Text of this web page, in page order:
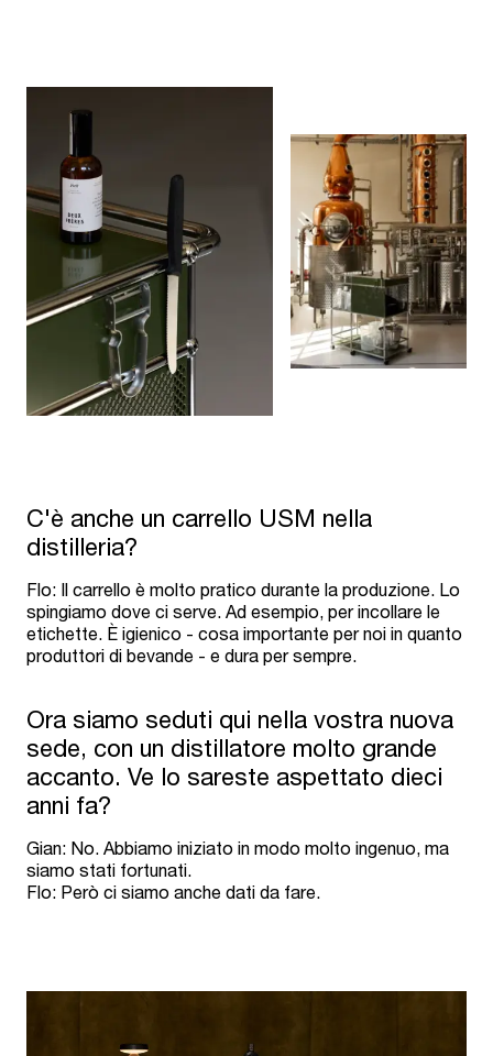
C'è anche un carrello USM nella
distilleria?
Flo: Il carrello è molto pratico durante la produzione. Lo
spingiamo dove ci serve. Ad esempio, per incollare le
etichette. È igienico - cosa importante per noi in quanto
produttori di bevande - e dura per sempre.
Ora siamo seduti qui nella vostra nuova
sede, con un distillatore molto grande
accanto. Ve lo sareste aspettato dieci
anni fa?
Gian: No. Abbiamo iniziato in modo molto ingenuo, ma
siamo stati fortunati.
Flo: Però ci siamo anche dati da fare.